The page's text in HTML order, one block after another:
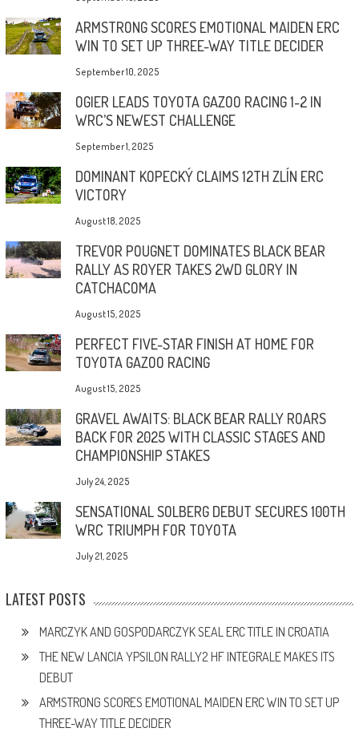
ARMSTRONG SCORES EMOTIONAL MAIDEN ERC
WIN TO SET UP THREE-WAY TITLE DECIDER
September 10, 2025
OGIER LEADS TOYOTA GAZOO RACING 1-2 IN
WRC’S NEWEST CHALLENGE
September 1, 2025
DOMINANT KOPECKÝ CLAIMS 12TH ZLÍN ERC
VICTORY
August 18, 2025
TREVOR POUGNET DOMINATES BLACK BEAR
RALLY AS ROYER TAKES 2WD GLORY IN
CATCHACOMA
August 15, 2025
PERFECT FIVE-STAR FINISH AT HOME FOR
TOYOTA GAZOO RACING
August 15, 2025
GRAVEL AWAITS: BLACK BEAR RALLY ROARS
BACK FOR 2025 WITH CLASSIC STAGES AND
CHAMPIONSHIP STAKES
July 24, 2025
SENSATIONAL SOLBERG DEBUT SECURES 100TH
WRC TRIUMPH FOR TOYOTA
July 21, 2025
LATEST POSTS
MARCZYK AND GOSPODARCZYK SEAL ERC TITLE IN CROATIA
THE NEW LANCIA YPSILON RALLY2 HF INTEGRALE MAKES ITS
DEBUT
ARMSTRONG SCORES EMOTIONAL MAIDEN ERC WIN TO SET UP
THREE-WAY TITLE DECIDER